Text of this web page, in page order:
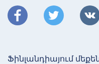
Ֆինլանդիայում